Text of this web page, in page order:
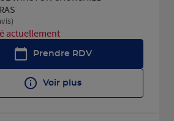
sur 5
actuellement
Prendre RDV
Voir plus